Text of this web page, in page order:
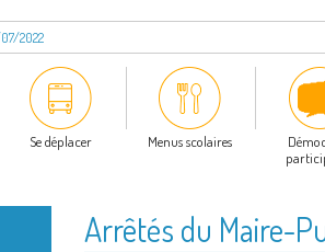
07/2022
Se déplacer Menus scolaires
Arrêtés du Maire-